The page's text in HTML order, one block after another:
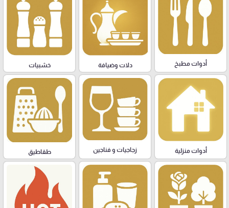
أدوات مطبخ دلات وضيافة خشبيات
أدوات منزلية زجاجيات و فناجين طقاطيق